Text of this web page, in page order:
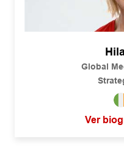
Global
Ver